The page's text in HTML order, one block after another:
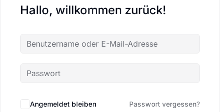
Hallo, willkommen zurück!
Angemeldet bleiben Passwort vergessen?